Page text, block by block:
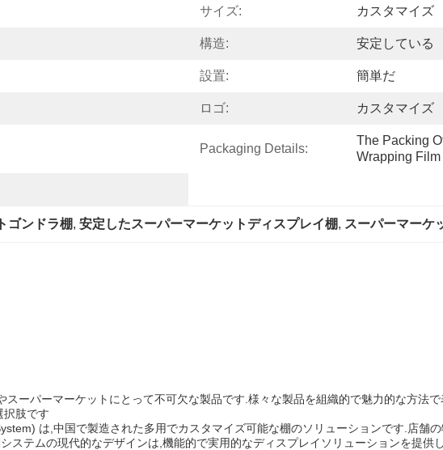
サイズ: カスタマイズ
構造: 安定している
設置: 簡単だ
ロゴ: カスタマイズ
Packaging Details:
The Packing
Wrapping
ゴンドラ棚, 安定したスーパーマーケットディスプレイ棚, スーパーマーケ
ーパーマーケットにとって不可欠な製品です.様々な製品を組織的で魅力的な方法
択肢です
は,中国で製造された多用でカスタマイズ可能な棚のソリューションです.店舗
ステムの現代的なデザインは,機能的で実用的なディスプレイソリューションを提供